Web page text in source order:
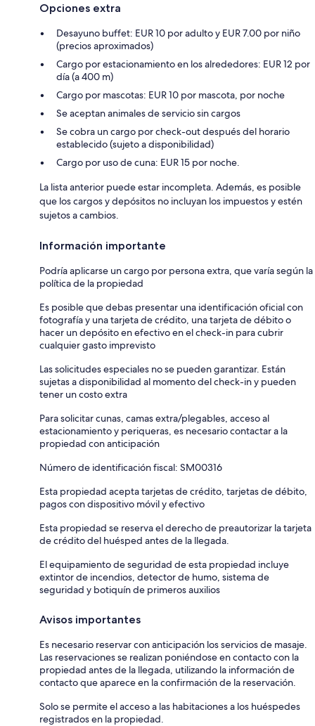
Opciones extra
Desayuno buffet: EUR 10 por adulto y EUR 7.00 por niño
(precios aproximados)
Cargo por estacionamiento en los alrededores: EUR 12 por
día (a 400 m)
Cargo por mascotas: EUR 10 por mascota, por noche
Se aceptan animales de servicio sin cargos
Se cobra un cargo por check-out después del horario
establecido (sujeto a disponibilidad)
Cargo por uso de cuna: EUR 15 por noche.
La lista anterior puede estar incompleta. Además, es posible
que los cargos y depósitos no incluyan los impuestos y estén
sujetos a cambios.
Información importante
Podría aplicarse un cargo por persona extra, que varía según la
política de la propiedad
Es posible que debas presentar una identificación oficial con
fotografía y una tarjeta de crédito, una tarjeta de débito o
hacer un depósito en efectivo en el check-in para cubrir
cualquier gasto imprevisto
Las solicitudes especiales no se pueden garantizar. Están
sujetas a disponibilidad al momento del check-in y pueden
tener un costo extra
Para solicitar cunas, camas extra/plegables, acceso al
estacionamiento y periqueras, es necesario contactar a la
propiedad con anticipación
Número de identificación fiscal: SM00316
Esta propiedad acepta tarjetas de crédito, tarjetas de débito,
pagos con dispositivo móvil y efectivo
Esta propiedad se reserva el derecho de preautorizar la tarjeta
de crédito del huésped antes de la llegada.
El equipamiento de seguridad de esta propiedad incluye
extintor de incendios, detector de humo, sistema de
seguridad y botiquín de primeros auxilios
Avisos importantes
Es necesario reservar con anticipación los servicios de masaje.
Las reservaciones se realizan poniéndose en contacto con la
propiedad antes de la llegada, utilizando la información de
contacto que aparece en la confirmación de la reservación.
Solo se permite el acceso a las habitaciones a los huéspedes
registrados en la propiedad.